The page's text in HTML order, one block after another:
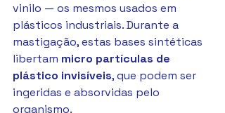
vinilo — os mesmos usados em
plásticos industriais. Durante a
mastigação, estas bases sintéticas
libertam micro partículas de
plástico invisíveis, que podem ser
ingeridas e absorvidas pelo
organismo.